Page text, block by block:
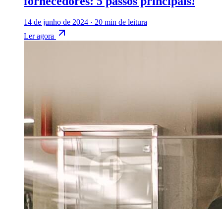
14 de junho de 2024 · 20 min de leitura
Ler agora